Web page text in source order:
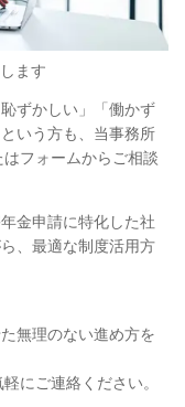
ます
ずかしい」
「働かず
という方も、当事務所
フォームからご相談
金申請に特化した社
、最適な制度活用方
無理のない進め方を
にご連絡ください。